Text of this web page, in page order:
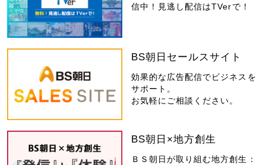
信中！見逃し配信はTVerで！
BS朝日セールスサイト
効果的な広告配信でビジネスを
サポート。
お気軽にご相談ください。
BS朝日×地方創生
ＢＳ朝日が取り組む地方創生：